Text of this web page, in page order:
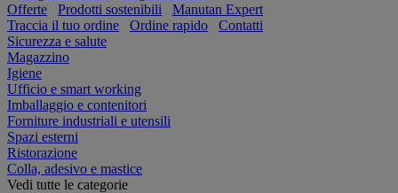
Offerte Prodotti sostenibili
Manutan Expert
Traccia il tuo ordine
Ordine rapido
Contatti
Sicurezza e salute
Magazzino
Igiene
Ufficio e smart working
Imballaggio e contenitori
Forniture industriali e utensili
Spazi esterni
Ristorazione
Colla, adesivo e mastice
Vedi tutte le categorie